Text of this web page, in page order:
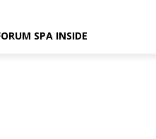
SPA INSIDE